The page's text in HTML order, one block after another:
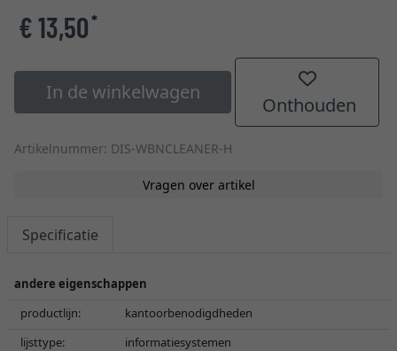
€ 13,50*
In de winkelwagen
Onthouden
Artikelnummer: DIS-WBNCLEANER-H
Vragen over artikel
Specificatie
andere eigenschappen
productlijn:
kantoorbenodigdheden
lijsttype:
informatiesystemen